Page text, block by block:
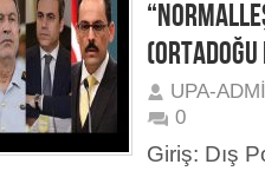
UPA-
0
Giriş: Dış